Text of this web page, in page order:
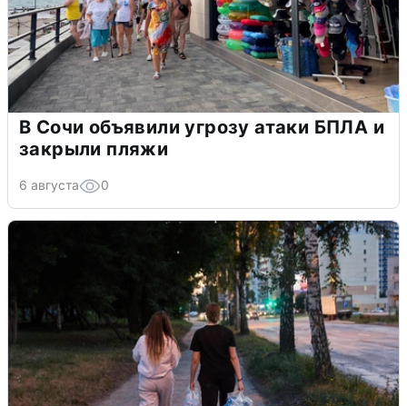
В Сочи объявили угрозу атаки БПЛА и
закрыли пляжи
6 августа 0